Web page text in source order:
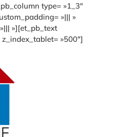
type= »1_3″
»||| »
»][et_pb_text
z_index_tablet= »500″]